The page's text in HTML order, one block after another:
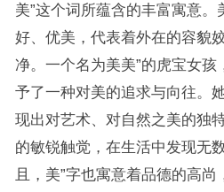
美”这个词所蕴含的丰富寓意。
好、优美，代表着外在的容貌
净。一个名为美美”的虎宝女
予了一种对美的追求与向往。
现出对艺术、对自然之美的独
的敏锐触觉，在生活中发现无
且，美”字也寓意着品德的高尚